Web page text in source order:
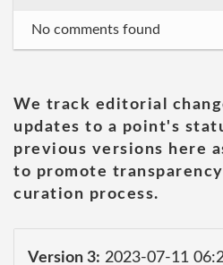
No comments found
We track editorial
updates to a point's
previous versions here
to promote
curation process.
Version 3: 2023-07-11